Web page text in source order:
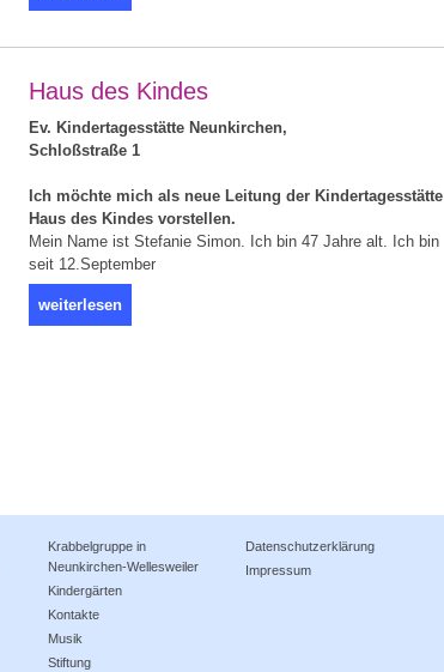
Haus des Kindes
Ev. Kindertagesstätte Neunkirchen,
Schloßstraße 1
Ich möchte mich als neue Leitung der Kindertagesstätte
Haus des Kindes vorstellen.
Mein Name ist Stefanie Simon. Ich bin 47 Jahre alt. Ich bin
seit 12.September
weiterlesen
Krabbelgruppe in
Neunkirchen-Wellesweiler
Kindergärten
Kontakte
Musik
Stiftung
Datenschutzerklärung
Impressum